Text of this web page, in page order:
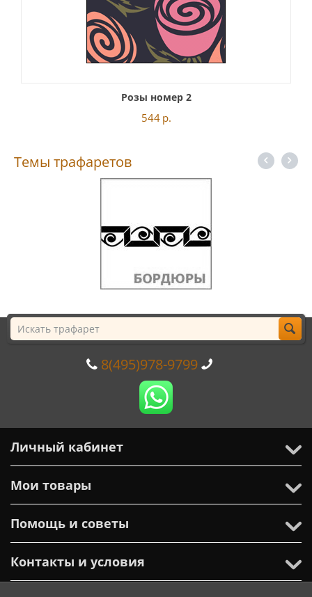
Розы номер 2
544 р.
Темы трафаретов
8(495)978-9799
Личный кабинет
Мои товары
Помощь и советы
Контакты и условия